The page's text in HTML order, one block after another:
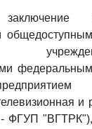
и
- ФГУП